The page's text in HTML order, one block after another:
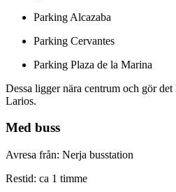
Parking Alcazaba
Parking Cervantes
Parking Plaza de la Marina
Dessa ligger nära centrum och gör
Larios.
Med buss
Avresa från: Nerja busstation
Restid: ca 1 timme